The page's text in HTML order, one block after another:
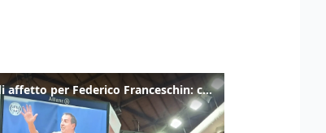
I messaggi di affetto per Federico Franceschin: così il mondo del basket gli è stato accanto fino all’ultimo